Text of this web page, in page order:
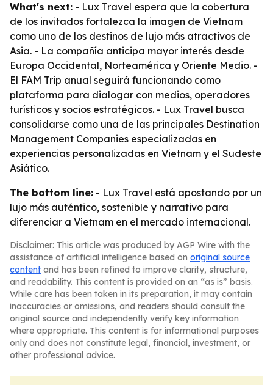
What's next: - Lux Travel espera que la cobertura
de los invitados fortalezca la imagen de Vietnam
como uno de los destinos de lujo más atractivos de
Asia. - La compañía anticipa mayor interés desde
Europa Occidental, Norteamérica y Oriente Medio. -
El FAM Trip anual seguirá funcionando como
plataforma para dialogar con medios, operadores
turísticos y socios estratégicos. - Lux Travel busca
consolidarse como una de las principales Destination
Management Companies especializadas en
experiencias personalizadas en Vietnam y el Sudeste
Asiático.
The bottom line: - Lux Travel está apostando por un
lujo más auténtico, sostenible y narrativo para
diferenciar a Vietnam en el mercado internacional.
Disclaimer: This article was produced by AGP Wire with the
assistance of artificial intelligence based on original source
content and has been refined to improve clarity, structure,
and readability. This content is provided on an “as is” basis.
While care has been taken in its preparation, it may contain
inaccuracies or omissions, and readers should consult the
original source and independently verify key information
where appropriate. This content is for informational purposes
only and does not constitute legal, financial, investment, or
other professional advice.